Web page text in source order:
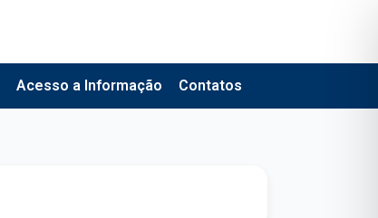
Acesso a Informação Contatos